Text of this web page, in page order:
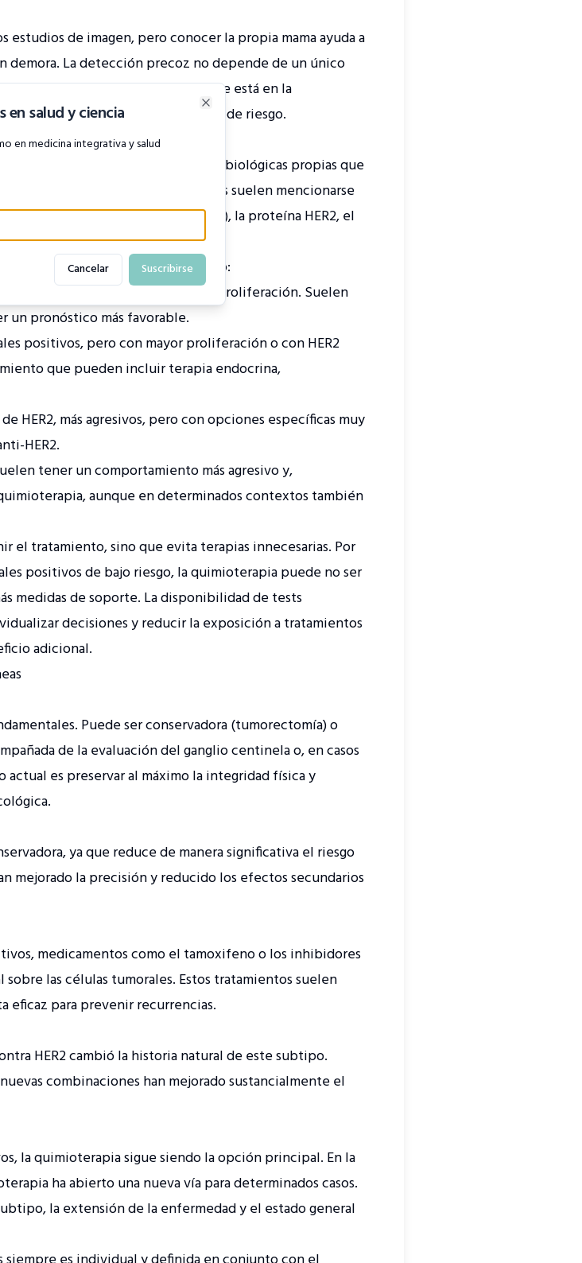
estudios de imagen, pero conocer la propia mama ayuda a
demora. La detección precoz no depende de un único
junto al especialista. La clave está en la
imagen según el perfil individual de riesgo.
cada tumor tiene características biológicas propias que
En los informes patológicos suelen mencionarse
receptores de progesterona (RP), la proteína HER2, el
y la extensión ganglionar.
personalizar el tratamiento:
positivos, HER2 negativo y baja proliferación. Suelen
un pronóstico más favorable.
positivos, pero con mayor proliferación o con HER2
que pueden incluir terapia endocrina,
HER2, más agresivos, pero con opciones específicas muy
HER2.
tener un comportamiento más agresivo y,
aunque en determinados contextos también
el tratamiento, sino que evita terapias innecesarias. Por
positivos de bajo riesgo, la quimioterapia puede no ser
medidas de soporte. La disponibilidad de tests
decisiones y reducir la exposición a tratamientos
adicional.
Puede ser conservadora (tumorectomía) o
de la evaluación del ganglio centinela o, en casos
es preservar al máximo la integridad física y
ya que reduce de manera significativa el riesgo
mejorado la precisión y reducido los efectos secundarios
medicamentos como el tamoxifeno o los inhibidores
las células tumorales. Estos tratamientos suelen
eficaz para prevenir recurrencias.
HER2 cambió la historia natural de este subtipo.
combinaciones han mejorado sustancialmente el
la quimioterapia sigue siendo la opción principal. En la
ha abierto una nueva vía para determinados casos.
la extensión de la enfermedad y el estado general
en salud y ciencia
en medicina integrativa y salud
Cancelar Suscribirse
Close